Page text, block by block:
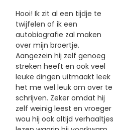
Hooi! Ik zit al een tijdje te
twijfelen of ik een
autobiografie zal maken
over mijn broertje.
Aangezein hij zelf genoeg
streken heeft en ook veel
leuke dingen uitmaakt leek
het me wel leuk om over te
schrijven. Zeker omdat hij
zelf weinig leest en vroeger
wou hij ook altijd verhaaltjes